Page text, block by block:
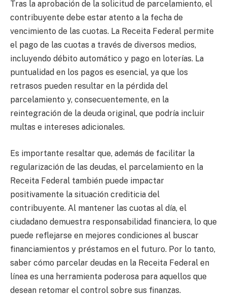
Tras la aprobación de la solicitud de parcelamiento, el
contribuyente debe estar atento a la fecha de
vencimiento de las cuotas. La Receita Federal permite
el pago de las cuotas a través de diversos medios,
incluyendo débito automático y pago en loterías. La
puntualidad en los pagos es esencial, ya que los
retrasos pueden resultar en la pérdida del
parcelamiento y, consecuentemente, en la
reintegración de la deuda original, que podría incluir
multas e intereses adicionales.
Es importante resaltar que, además de facilitar la
regularización de las deudas, el parcelamiento en la
Receita Federal también puede impactar
positivamente la situación crediticia del
contribuyente. Al mantener las cuotas al día, el
ciudadano demuestra responsabilidad financiera, lo que
puede reflejarse en mejores condiciones al buscar
financiamientos y préstamos en el futuro. Por lo tanto,
saber cómo parcelar deudas en la Receita Federal en
línea es una herramienta poderosa para aquellos que
desean retomar el control sobre sus finanzas.